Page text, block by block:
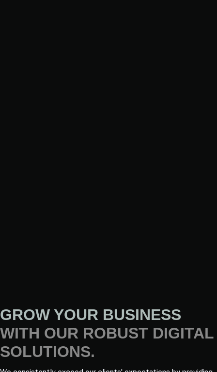
GROW YOUR BUSINESS
WITH OUR ROBUST DIGITAL
SOLUTIONS.